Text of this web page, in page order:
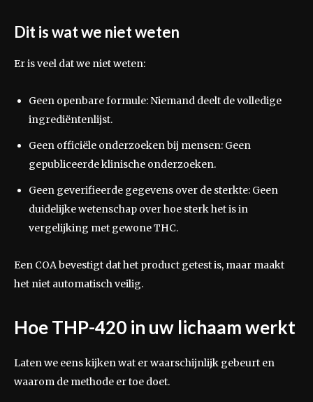
Dit is wat we niet weten
Er is veel dat we niet weten:
Geen openbare formule: Niemand deelt de volledige
ingrediëntenlijst.
Geen officiële onderzoeken bij mensen: Geen
gepubliceerde klinische onderzoeken.
Geen geverifieerde gegevens over de sterkte: Geen
duidelijke wetenschap over hoe sterk het is in
vergelijking met gewone THC.
Een COA bevestigt dat het product getest is, maar maakt
het niet automatisch veilig.
Hoe THP-420 in uw lichaam werkt
Laten we eens kijken wat er waarschijnlijk gebeurt en
waarom de methode er toe doet.